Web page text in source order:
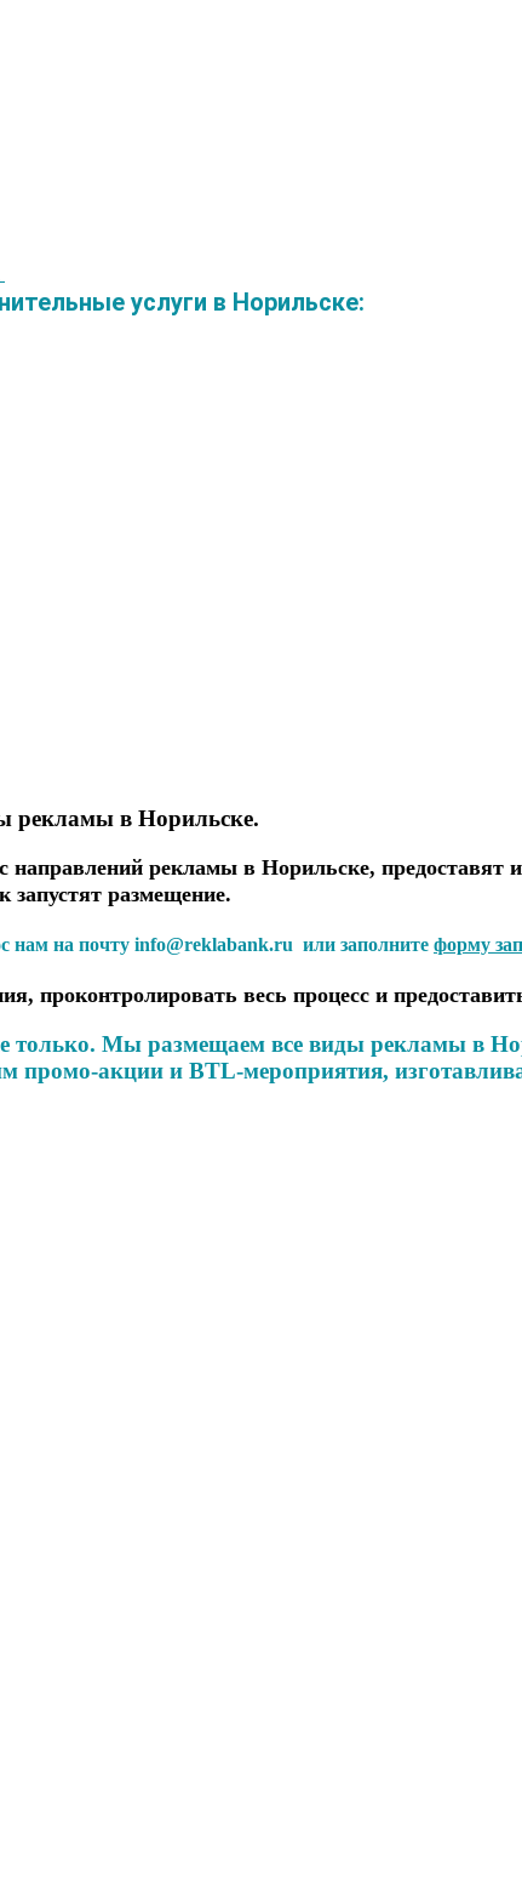
услуги в Норильске:
рекламы в Норильске.
рекламы в Норильске, предоставят
запустят размещение.
нам на почту info@reklabank.ru или заполните форму
проконтролировать весь процесс и
Мы размещаем все виды рекламы в
промо-акции и BTL-мероприятия,